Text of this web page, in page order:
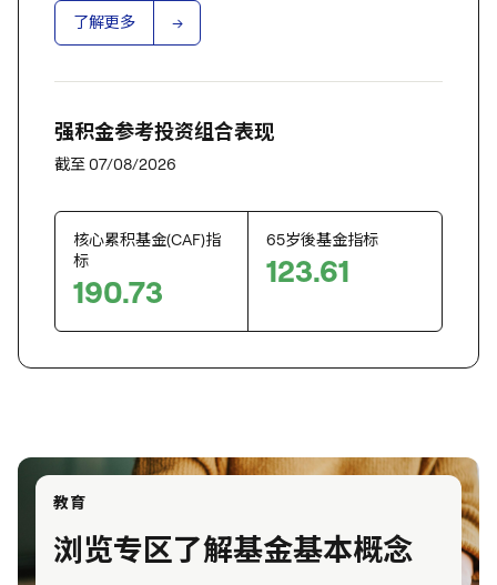
了解更多
强积金参考投资组合表现
截至 07/08/2026
核心累积基金(CAF)指
标
190.73
65岁後基金指标
123.61
教育
浏览专区了解基金基本概念